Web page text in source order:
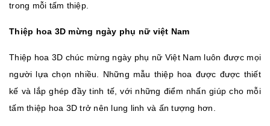
trong mỗi tấm thiệp.
Thiệp hoa 3D mừng ngày phụ nữ việt Nam
Thiệp hoa 3D chúc mừng ngày phụ nữ Việt Nam luôn được mọi
người lựa chọn nhiều. Những mẫu thiệp hoa được được thiết
kế và lắp ghép đầy tinh tế, với những điểm nhấn giúp cho mỗi
tấm thiệp hoa 3D trở nên lung linh và ấn tượng hơn.